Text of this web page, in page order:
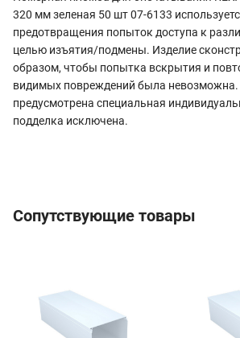
320 мм зеленая 50 шт 07-6133
предотвращения попыток доступа к
целью изъятия/подмены. Изделие
образом, чтобы попытка вскрытия и
видимых повреждений была невозможна.
предусмотрена специальная
подделка исключена.
Сопутствующие товары